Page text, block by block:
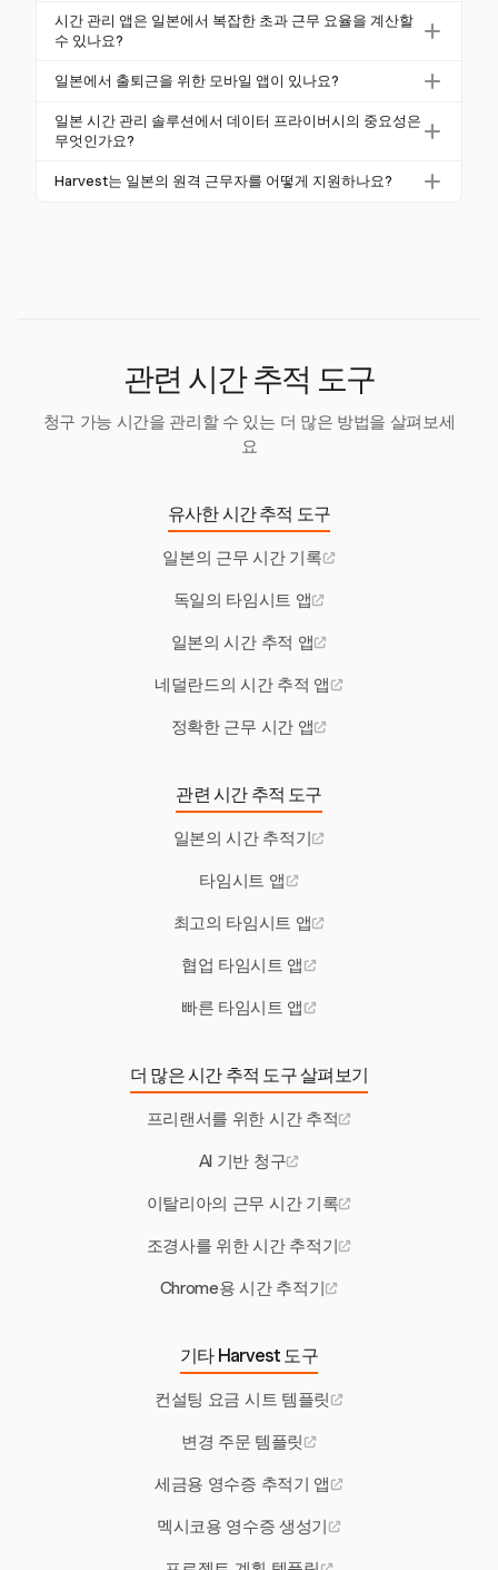
기록할 수 있도록 지원합니다.
다. 특히 일본어로 된 다국어 지원도 현지 인력을 위해
중요합니다.
Harvest는 급여 시스템과 원활하게 통합되어 임금 및
초과 근무 계산을 자동화합니다. 이는 수동 오류를 줄
효율적으로 만듭니다.
시간 관리 앱은 일본에서 복잡한 초과 근무 요율을 계산할
수 있나요?
네, 시간 관리 앱은 일본 법률에서 요구하는 복잡한 초
5% 및 밤 근무 또는 월 60시간을 초과하는 초과 근무에
대한 증가된 요율을 포함합니다. 이는 정확한 임금 계
산과 법적 요구 사항 준수를 보장합니다.
일본에서 출퇴근을 위한 모바일 앱이 있나요?
많은 시간 관리 앱, 특히 Harvest는 iOS 및 Android용
모바일 앱을 제공하여 직원들이 원격으로 출퇴근할 수
추적을 지원하여 현대 일본 근무 환경에 필수적입니다.
일본 시간 관리 솔루션에서 데이터 프라이버시의 중요성은
무엇인가요?
데이터 프라이버시는 APPI에 따라 개인 정보 수집 및
Harvest는 일본의 원격 근무자를 어떻게 지원하나요?
관련 시간 추적 도구
청구 가능 시간을 관리할 수 있는 더 많은 방법을 살펴보세
요
유사한 시간 추적 도구
일본의 근무 시간 기록
독일의 타임시트 앱
일본의 시간 추적 앱
네덜란드의 시간 추적 앱
정확한 근무 시간 앱
관련 시간 추적 도구
일본의 시간 추적기
타임시트 앱
최고의 타임시트 앱
협업 타임시트 앱
빠른 타임시트 앱
더 많은 시간 추적 도구 살펴보기
프리랜서를 위한 시간 추적
AI 기반 청구
이탈리아의 근무 시간 기록
조경사를 위한 시간 추적기
Chrome용 시간 추적기
기타 Harvest 도구
컨설팅 요금 시트 템플릿
변경 주문 템플릿
세금용 영수증 추적기 앱
멕시코용 영수증 생성기